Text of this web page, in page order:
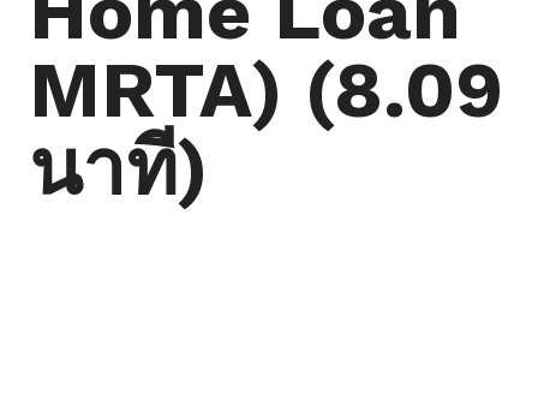
MRTA) (8.09
นาที)